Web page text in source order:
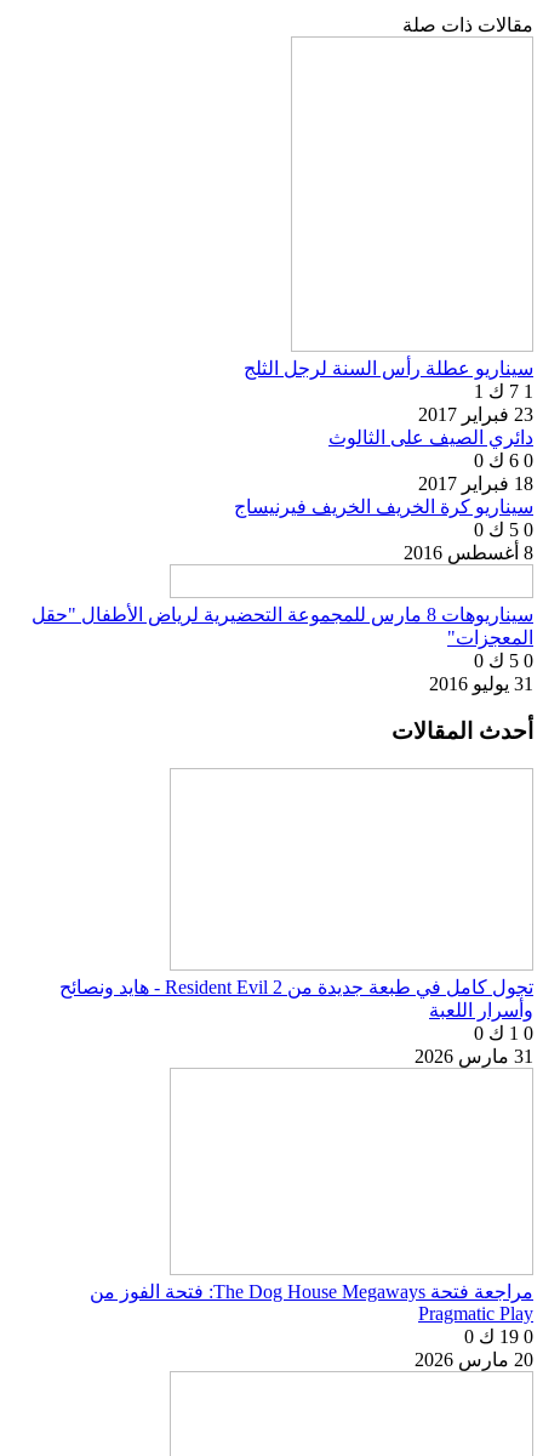
مقالات ذات صلة
سيناريو عطلة رأس السنة لرجل الثلج
1 7 ك
1
23 فبراير 2017
دائري الصيف على الثالوث
0 6 ك
0
18 فبراير 2017
سيناريو كرة الخريف الخريف فيرنيساج
0 5 ك
0
8 أغسطس 2016
سيناريوهات 8 مارس للمجموعة التحضيرية لرياض الأطفال "حقل
المعجزات"
0 5 ك
0
31 يوليو 2016
أحدث المقالات
تجول كامل في طبعة جديدة من Resident Evil 2 - هايد ونصائح
وأسرار اللعبة
0 1 ك
0
31 مارس 2026
مراجعة فتحة The Dog House Megaways: فتحة الفوز من
Pragmatic Play
0 19 ك
0
20 مارس 2026